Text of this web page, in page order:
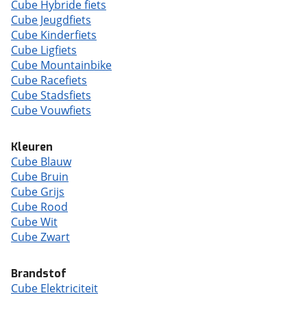
Cube Hybride fiets
Cube Jeugdfiets
Cube Kinderfiets
Cube Ligfiets
Cube Mountainbike
Cube Racefiets
Cube Stadsfiets
Cube Vouwfiets
Kleuren
Cube Blauw
Cube Bruin
Cube Grijs
Cube Rood
Cube Wit
Cube Zwart
Brandstof
Cube Elektriciteit